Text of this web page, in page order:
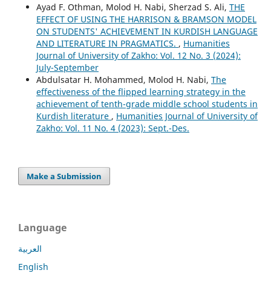
Ayad F. Othman, Molod H. Nabi, Sherzad S. Ali, THE
EFFECT OF USING THE HARRISON & BRAMSON MODEL
ON STUDENTS' ACHIEVEMENT IN KURDISH LANGUAGE
AND LITERATURE IN PRAGMATICS. , Humanities
Journal of University of Zakho: Vol. 12 No. 3 (2024):
July-September
Abdulsatar H. Mohammed, Molod H. Nabi, The
effectiveness of the flipped learning strategy in the
achievement of tenth-grade middle school students in
Kurdish literature , Humanities Journal of University of
Zakho: Vol. 11 No. 4 (2023): Sept.-Des.
Make a Submission
Language
العربية
English